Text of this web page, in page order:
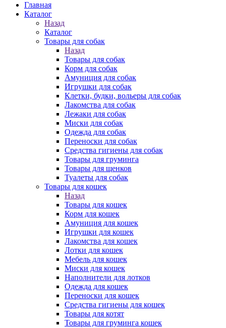
Главная
Каталог
Назад
Каталог
Товары для собак
Назад
Товары для собак
Корм для собак
Амуниция для собак
Игрушки для собак
Клетки, будки, вольеры для собак
Лакомства для собак
Лежаки для собак
Миски для собак
Одежда для собак
Переноски для собак
Средства гигиены для собак
Товары для груминга
Товары для щенков
Туалеты для собак
Товары для кошек
Назад
Товары для кошек
Корм для кошек
Амуниция для кошек
Игрушки для кошек
Лакомства для кошек
Лотки для кошек
Мебель для кошек
Миски для кошек
Наполнители для лотков
Одежда для кошек
Переноски для кошек
Средства гигиены для кошек
Товары для котят
Товары для груминга кошек